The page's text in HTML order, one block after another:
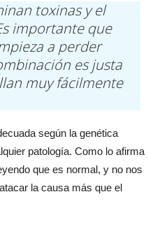
toxinas y el
importante que
a perder
es justa
muy fácilmente
según la genética
patología. Como lo afirma
que es normal, y no nos
la causa más que el